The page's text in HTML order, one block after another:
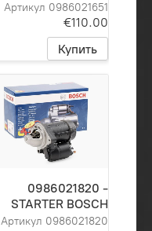
Артикул 0986021651
€110.00
Купить
0986021820 -
STARTER BOSCH
Артикул 0986021820